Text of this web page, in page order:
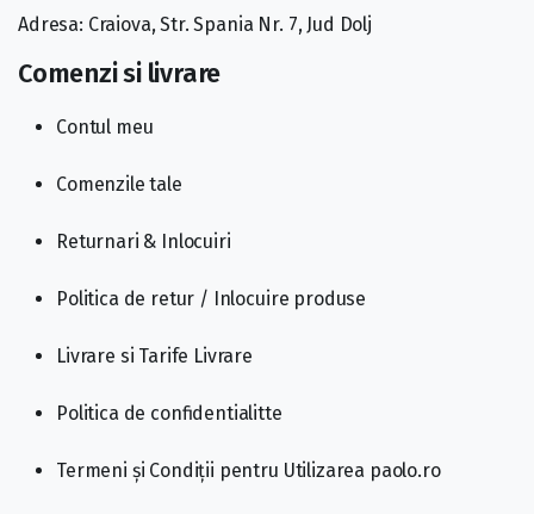
Adresa: Craiova, Str. Spania Nr. 7, Jud Dolj
Comenzi si livrare
Contul meu
Comenzile tale
Returnari & Inlocuiri
Politica de retur / Inlocuire produse
Livrare si Tarife Livrare
Politica de confidentialitte
Termeni și Condiții pentru Utilizarea paolo.ro